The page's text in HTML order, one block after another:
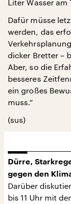
Liter Wasser am
Dafür müsse
werden, das
dicker Bretter –
Aber, so die
besseres
ein großes
muss.“
(sus)
Dürre,
gegen den
Darüber
bis 11 Uhr mit